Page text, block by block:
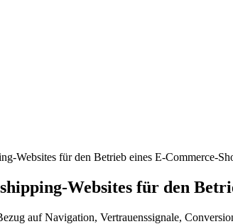
Websites für den Betrieb eines E-Commerce-
Websites für den
auf Navigation, Vertrauenssignale,